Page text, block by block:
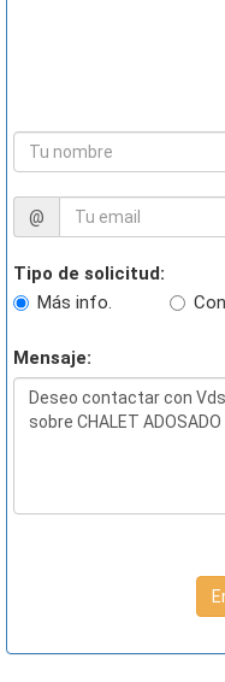
@
Tipo de solicitud:
Más info.
Mensaje: